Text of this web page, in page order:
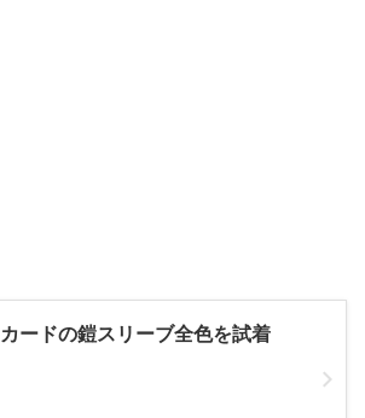
カードの鎧スリーブ全色を試着